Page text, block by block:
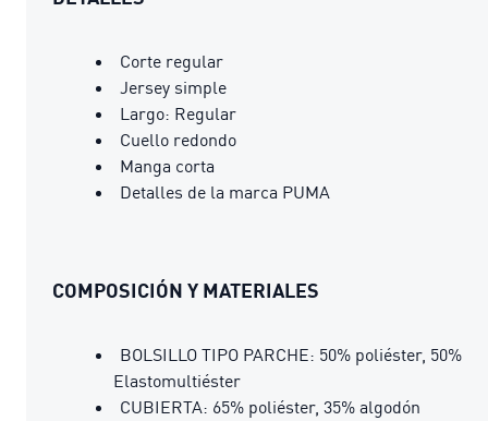
Corte regular
Jersey simple
Largo: Regular
Cuello redondo
Manga corta
Detalles de la marca PUMA
COMPOSICIÓN Y MATERIALES
BOLSILLO TIPO PARCHE: 50% poliéster, 50%
Elastomultiéster
CUBIERTA: 65% poliéster, 35% algodón